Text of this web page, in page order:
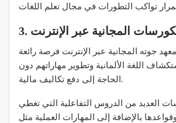
المجانية عبر الإنترنت
جوته المجانية عبر الإنترنت فرصة رائعة
اللغة الألمانية وتطوير مهاراتهم دون
الحاجة إلى دفع تكاليف مالية.
العديد من الدروس التفاعلية التي تغطي
بالإضافة إلى المهارات العملية مثل